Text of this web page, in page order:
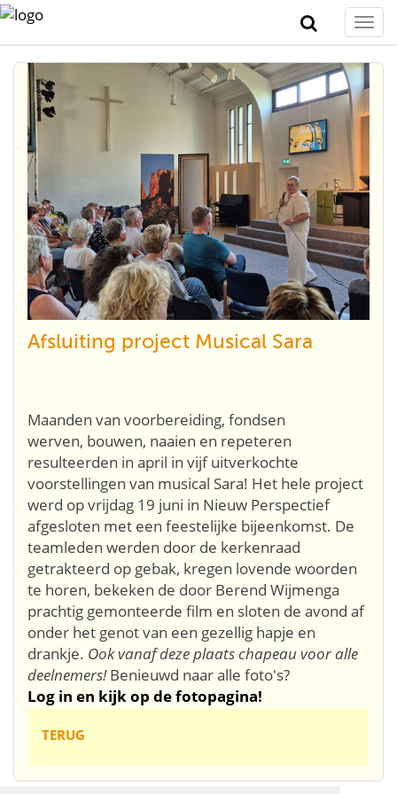
Afsluiting project Musical Sara
Maanden van voorbereiding, fondsen
werven, bouwen, naaien en repeteren
resulteerden in april in vijf uitverkochte
voorstellingen van musical Sara! Het hele project
werd op vrijdag 19 juni in Nieuw Perspectief
afgesloten met een feestelijke bijeenkomst. De
teamleden werden door de kerkenraad
getrakteerd op gebak, kregen lovende woorden
te horen, bekeken de door Berend Wijmenga
prachtig gemonteerde film en sloten de avond af
onder het genot van een gezellig hapje en
drankje. Ook vanaf deze plaats chapeau voor alle
deelnemers!Benieuwd naar alle foto's?
Log in en kijk op de fotopagina!
TERUG